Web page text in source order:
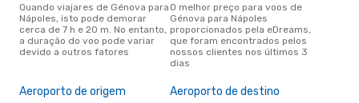
Quando viajares de Génova para
Nápoles, isto pode demorar
cerca de 7 h e 20 m. No entanto,
a duração do voo pode variar
devido a outros fatores
O melhor preço para voos de
Génova para Nápoles
proporcionados pela eDreams,
que foram encontrados pelos
nossos clientes nos últimos 3
dias
Aeroporto de origem Aeroporto de destino